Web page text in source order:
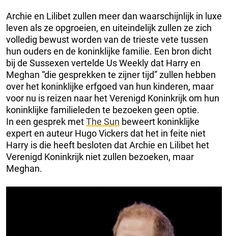
Archie en Lilibet zullen meer dan waarschijnlijk in luxe
leven als ze opgroeien, en uiteindelijk zullen ze zich
volledig bewust worden van de trieste vete tussen
hun ouders en de koninklijke familie. Een bron dicht
bij de Sussexen vertelde Us Weekly dat Harry en
Meghan “die gesprekken te zijner tijd” zullen hebben
over het koninklijke erfgoed van hun kinderen, maar
voor nu is reizen naar het Verenigd Koninkrijk om hun
koninklijke familieleden te bezoeken geen optie.
In een gesprek metThe Sun beweert koninklijke
expert en auteur Hugo Vickers dat het in feite niet
Harry is die heeft besloten dat Archie en Lilibet het
Verenigd Koninkrijk niet zullen bezoeken, maar
Meghan.